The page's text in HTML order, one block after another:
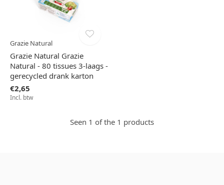
Grazie Natural
Grazie Natural Grazie
Natural - 80 tissues 3-laags -
gerecycled drank karton
€2,65
Incl. btw
Seen 1 of the 1 products